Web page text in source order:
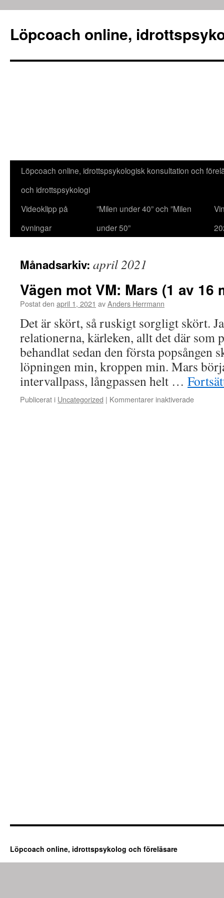
Löpcoach online,
Hoppa
till
innehåll
Löpcoach online, idrottspsykologisk konsultation och
och idrottspsykologi
Videoklipp på
övningar
”Milen under 40” och ”Milen
under 50”
Månadsarkiv: april 2021
Vägen mot VM: Mars (1 av 16
Postat den april 1, 2021 avAnders Herrmann
Det är skört, så ruskigt sorgligt skört.
relationerna, kärleken, allt det där som
behandlat sedan den första popsången
löpningen min, kroppen min. Mars
intervallpass, långpassen helt …
Publicerat i Uncategorized | Kommentarer inaktiverade
Löpcoach online, idrottspsykolog och föreläsare